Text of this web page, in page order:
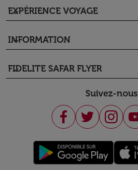
EXPÉRIENCE VOYAGE
keyboard_arrow_down
INFORMATION
keyboard_arrow_down
FIDELITE SAFAR FLYER
keyboard_arrow_down
Suivez-nous